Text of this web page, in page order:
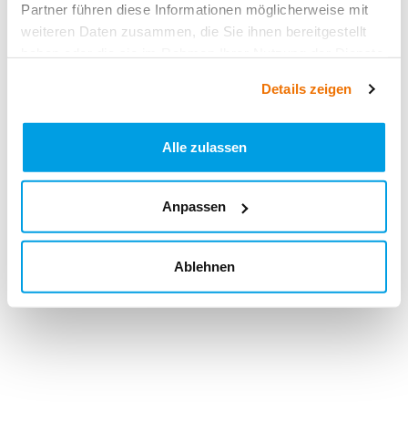
Partner führen diese Informationen möglicherweise mit
weiteren Daten zusammen, die Sie ihnen bereitgestellt
Details zeigen
Alle zulassen
Anpassen
Ablehnen